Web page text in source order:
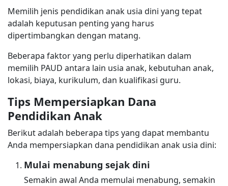
Memilih jenis pendidikan anak usia dini yang tepat
adalah keputusan penting yang harus
dipertimbangkan dengan matang.
Beberapa faktor yang perlu diperhatikan dalam
memilih PAUD antara lain usia anak, kebutuhan anak,
lokasi, biaya, kurikulum, dan kualifikasi guru.
Tips Mempersiapkan Dana
Pendidikan Anak
Berikut adalah beberapa tips yang dapat membantu
Anda mempersiapkan dana pendidikan anak usia dini:
Mulai menabung sejak dini
Semakin awal Anda memulai menabung, semakin